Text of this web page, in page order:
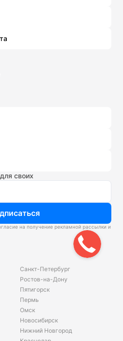
своих
на получение рекламной рассылки и
Санкт-Петербург
Ростов-на-Дону
Пятигорск
Пермь
Омск
Новосибирск
Нижний Новгород